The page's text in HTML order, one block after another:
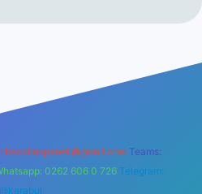
backlinkpaneli@gmail.com Teams:
0262 606 0 726 Telegram:
@karabul